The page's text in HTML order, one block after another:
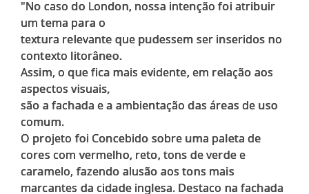
"No caso do London, nossa intenção foi atribuir
um tema para o
textura relevante que pudessem ser inseridos no
contexto litorâneo.
Assim, o que fica mais evidente, em relação aos
aspectos visuais,
são a fachada e a ambientação das áreas de uso
comum.
O projeto foi Concebido sobre uma paleta de
cores com vermelho, reto, tons de verde e
caramelo, fazendo alusão aos tons mais
marcantes da cidade inglesa. Destaco na fachada